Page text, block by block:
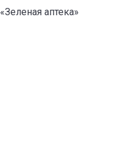
«Зеленая аптека»